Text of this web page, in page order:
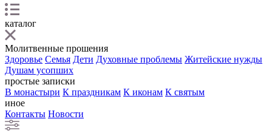
каталог
Молитвенные прошения
Здоровье Семья Дети Духовные проблемы Житейские нужды
Душам усопших
простые записки
В монастыри К праздникам К иконам К святым
иное
Контакты Новости